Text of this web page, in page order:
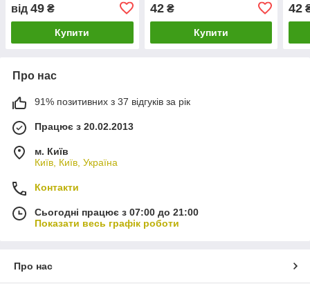
від 49 ₴
Купити
42₴
Купити
42
Про нас
91% позитивних з 37 відгуків за рік
Працює з 20.02.2013
м. Київ
Київ, Київ, Україна
Контакти
Сьогодні працює з 07:00 до 21:00
Показати весь графік роботи
Про нас